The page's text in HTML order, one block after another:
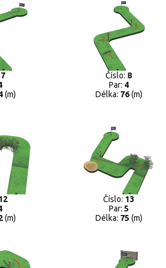
7
(m)
Číslo: 8
Par: 4
Délka: 76(m)
(m)
Číslo: 13
Par: 5
Délka: 75 (m)